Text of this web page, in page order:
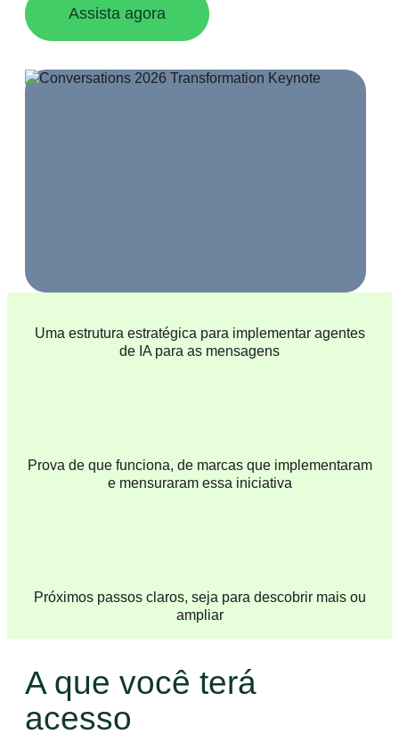
Assista agora
Uma estrutura estratégica para implementar agentes
de IA para as mensagens
Prova de que funciona, de marcas que implementaram
e mensuraram essa iniciativa
Próximos passos claros, seja para descobrir mais ou
ampliar
A que você terá
acesso